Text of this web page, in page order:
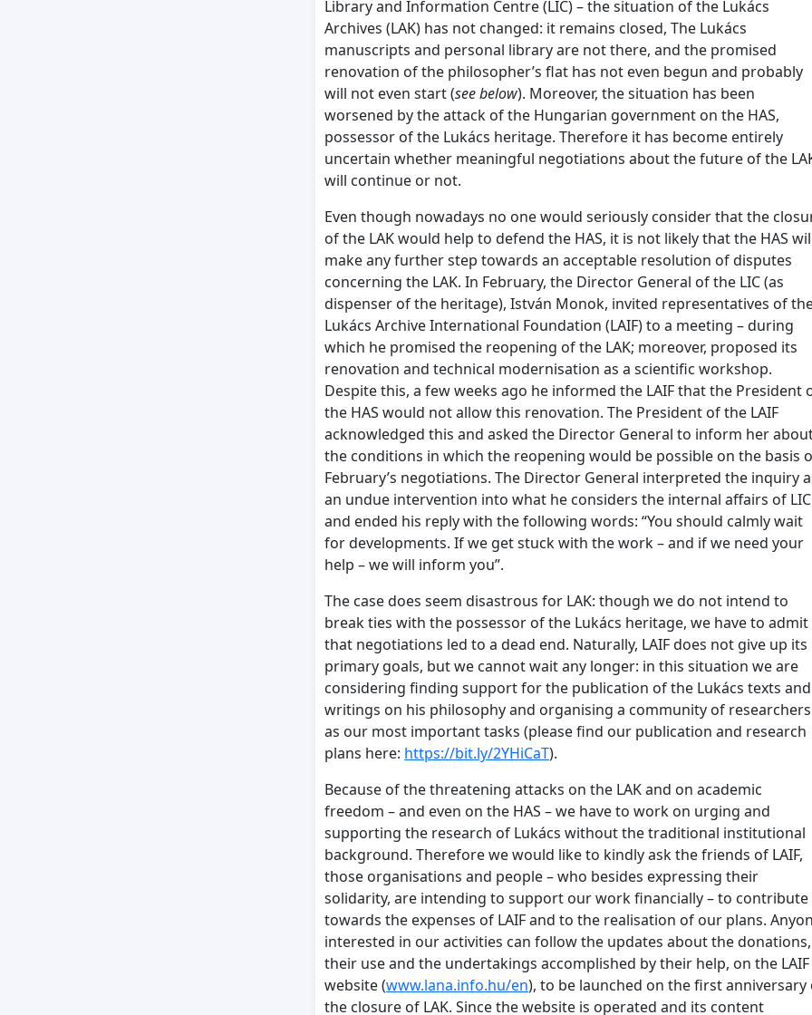
Library and Information Centre (LIC) – the situation of the Lukács
Archives (LAK) has not changed: it remains closed, The Lukács
manuscripts and personal library are not there, and the promised
renovation of the philosopher’s flat has not even begun and probably
will not even start (see below). Moreover, the situation has been
worsened by the attack of the Hungarian government on the HAS,
possessor of the Lukács heritage. Therefore it has become entirely
uncertain whether meaningful negotiations about the future of the
will continue or not.
Even though nowadays no one would seriously consider that the
of the LAK would help to defend the HAS, it is not likely that the HAS
make any further step towards an acceptable resolution of disputes
concerning the LAK. In February, the Director General of the LIC (as
dispenser of the heritage), István Monok, invited representatives of
Lukács Archive International Foundation (LAIF) to a meeting – during
which he promised the reopening of the LAK; moreover, proposed its
renovation and technical modernisation as a scientific workshop.
Despite this, a few weeks ago he informed the LAIF that the President
the HAS would not allow this renovation. The President of the LAIF
acknowledged this and asked the Director General to inform her
the conditions in which the reopening would be possible on the basis
February’s negotiations. The Director General interpreted the inquiry
an undue intervention into what he considers the internal affairs of LIC
and ended his reply with the following words: “You should calmly wait
for developments. If we get stuck with the work – and if we need your
help – we will inform you”.
The case does seem disastrous for LAK: though we do not intend to
break ties with the possessor of the Lukács heritage, we have to admit
that negotiations led to a dead end. Naturally, LAIF does not give up its
primary goals, but we cannot wait any longer: in this situation we are
considering finding support for the publication of the Lukács texts and
writings on his philosophy and organising a community of researchers
as our most important tasks (please find our publication and research
plans here: https://bit.ly/2YHiCaT).
Because of the threatening attacks on the LAK and on academic
freedom – and even on the HAS – we have to work on urging and
supporting the research of Lukács without the traditional institutional
background. Therefore we would like to kindly ask the friends of LAIF,
those organisations and people – who besides expressing their
solidarity, are intending to support our work financially – to contribute
towards the expenses of LAIF and to the realisation of our plans.
interested in our activities can follow the updates about the donations,
their use and the undertakings accomplished by their help, on the LAIF
website (www.lana.info.hu/en), to be launched on the first anniversary
the closure of LAK. Since the website is operated and its content